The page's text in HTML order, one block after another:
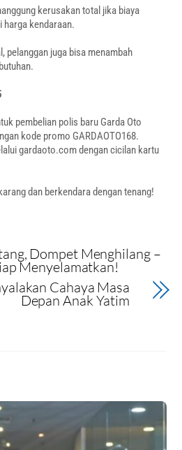
kerusakan total jika biaya
harga kendaraan.
pelanggan juga bisa menambah
pembelian polis baru Garda Oto
kode promo GARDAOTO168.
gardaoto.com dengan cicilan kartu
dan berkendara dengan tenang!
Dompet Menghilang –
Menyelamatkan!
Cahaya Masa
Depan Anak Yatim